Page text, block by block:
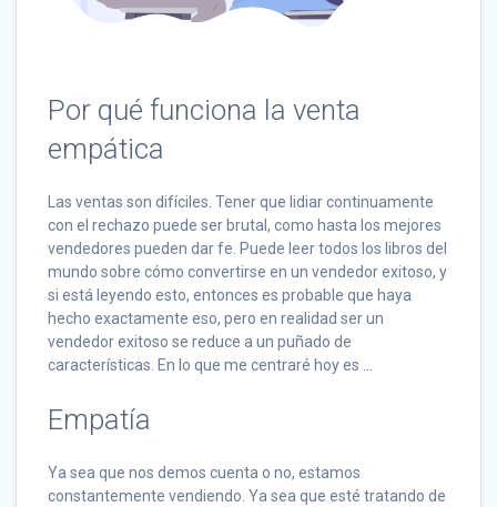
Por qué funciona la venta
empática
Las ventas son difíciles. Tener que lidiar continuamente
con el rechazo puede ser brutal, como hasta los mejores
vendedores pueden dar fe. Puede leer todos los libros del
mundo sobre cómo convertirse en un vendedor exitoso, y
si está leyendo esto, entonces es probable que haya
hecho exactamente eso, pero en realidad ser un
vendedor exitoso se reduce a un puñado de
características. En lo que me centraré hoy es ...
Empatía
Ya sea que nos demos cuenta o no, estamos
constantemente vendiendo. Ya sea que esté tratando de